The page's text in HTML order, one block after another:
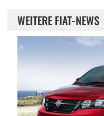
WEITERE FIAT-NEWS